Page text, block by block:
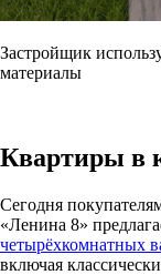
Застройщик
материалы
Квартиры в
Сегодня
«Ленина 8»
четырёхкомнатных
включая